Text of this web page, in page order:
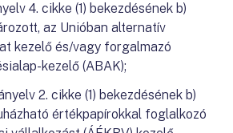
4. cikke (1) bekezdésének b)
az Unióban alternatív
kezelő és/vagy forgalmazó
kezelő (ABAK);
2. cikke (1) bekezdésének b)
értékpapírokkal foglalkozó